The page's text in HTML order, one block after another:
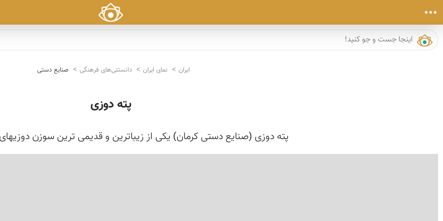
ایران نمای ایران دانستنی‌های فرهنگی صنایع دستی
پته دوزی
پته دوزی (صنایع دستی کرمان) یکی از زیباترین و قدیمی ترین سوزن